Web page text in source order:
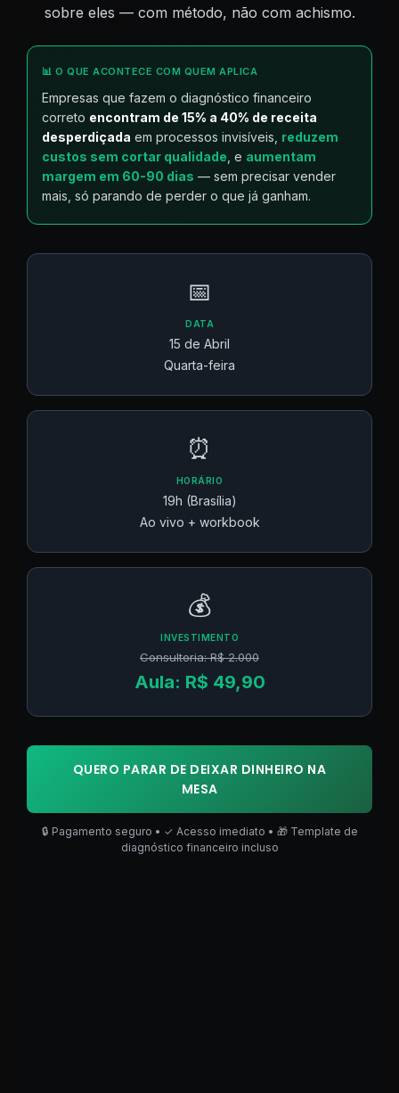
sobre eles — com método, não com achismo.
📊 O QUE ACONTECE COM QUEM APLICA
Empresas que fazem o diagnóstico financeiro
correto encontram de 15% a 40% de receita
desperdiçada em processos invisíveis, reduzem
custos sem cortar qualidade , e aumentam
margem em 60-90 dias — sem precisar vender
mais, só parando de perder o que já ganham.
📅
DATA
15 de Abril
Quarta-feira
⏰
HORÁRIO
19h (Brasília)
Ao vivo + workbook
💰
INVESTIMENTO
Consultoria: R$ 2.000
Aula: R$ 49,90
QUERO PARAR DE DEIXAR DINHEIRO NA
MESA
🔒 Pagamento seguro • ✓ Acesso imediato • 🎁 Template de
diagnóstico financeiro incluso